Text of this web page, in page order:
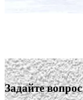
Задайте вопрос